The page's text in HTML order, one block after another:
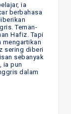
ia
berbahasa
Teman-
Hafiz. Tapi
mengartikan
sering diberi
sebanyak
ia pun
dalam